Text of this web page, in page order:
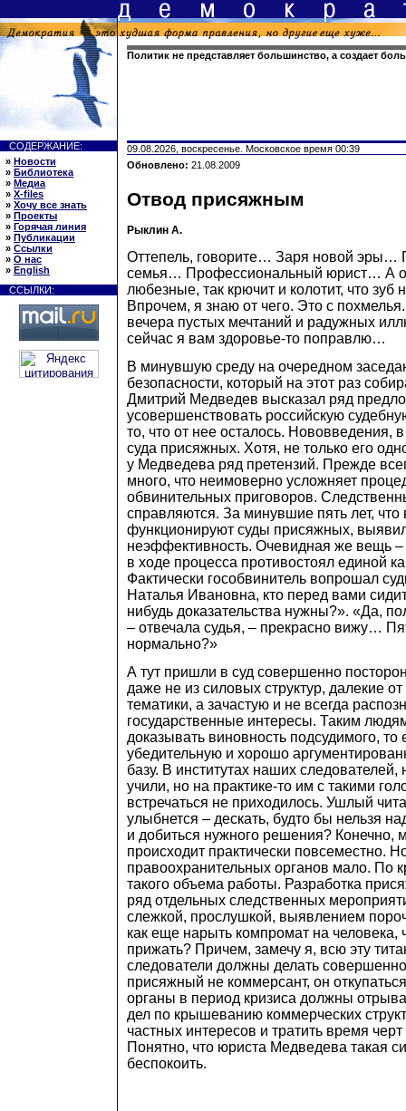
Политик не представляет большинство, а создает
СОДЕРЖАНИЕ:
» Новости
» Библиотека
» Медиа
» X-files
» Хочу все знать
» Проекты
» Горячая линия
» Публикации
» Ссылки
» О нас
» English
ССЫЛКИ:
09.08.2026, воскресенье. Московское время 00:39
Обновлено: 21.08.2009
Отвод присяжным
Рыклин А.
Оттепель, говорите… Заря новой эры…
семья… Профессиональный юрист… А
любезные, так крючит и колотит, что зуб
Впрочем, я знаю от чего. Это с
вечера пустых мечтаний и радужных
сейчас я вам здоровье-то поправлю…
В минувшую среду на очередном
безопасности, который на этот раз
Дмитрий Медведев высказал ряд
усовершенствовать российскую
то, что от нее осталось. Нововведения,
суда присяжных. Хотя, не только его
у Медведева ряд претензий. Прежде
много, что неимоверно усложняет
обвинительных приговоров.
справляются. За минувшие пять лет, что
функционируют суды присяжных,
неэффективность. Очевидная же вещь
в ходе процесса противостоял единой
Фактически гособвинитель вопрошал
Наталья Ивановна, кто перед вами
нибудь доказательства нужны?». «Да,
– отвечала судья, – прекрасно вижу…
нормально?»
А тут пришли в суд совершенно
даже не из силовых структур, далекие
тематики, а зачастую и не всегда
государственные интересы. Таким
доказывать виновность подсудимого, то
убедительную и хорошо
базу. В институтах наших следователей,
учили, но на практике-то им с такими
встречаться не приходилось. Ушлый
улыбнется – дескать, будто бы нельзя
и добиться нужного решения? Конечно,
происходит практически повсеместно.
правоохранительных органов мало. По
такого объема работы. Разработка
ряд отдельных следственных
слежкой, прослушкой, выявлением
как еще нарыть компромат на человека,
прижать? Причем, замечу я, всю эту
следователи должны делать
присяжный не коммерсант, он
органы в период кризиса должны
дел по крышеванию коммерческих
частных интересов и тратить время черт
Понятно, что юриста Медведева такая
беспокоить.